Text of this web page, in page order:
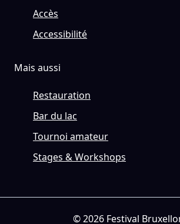
Accès
Accessibilité
Mais aussi
Restauration
Bar du lac
Tournoi amateur
Stages & Workshops
© 2026 Festival